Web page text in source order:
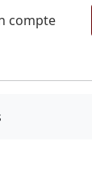
compte